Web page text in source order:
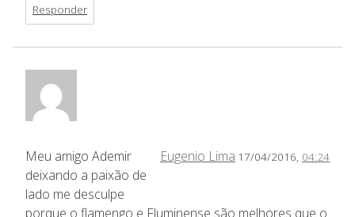
Responder
Eugenio Lima 17/04/2016, 04:24
Meu amigo Ademir
deixando a paixão de
lado me desculpe
porque o flamengo e Fluminense são melhores que o